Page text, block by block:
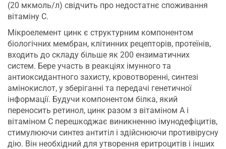
(20 мкмоль/л) свідчить про недостатнє споживання
вітаміну С.
Мікроелемент цинк є структурним компонентом
біологічних мембран, клітинних рецепторів, протеїнів,
входить до складу більше як 200 ензиматичних
систем. Бере участь в реакціях імунного та
антиоксидантного захисту, кровотворенні, синтезі
амінокислот, у зберіганні та передачі генетичної
інформації. Будучи компонентом білка, який
переносить ретинол, цинк разом з вітаміном А і
вітаміном С перешкоджає виникненню імунодефіцитів,
стимулюючи синтез антитіл і здійснюючи противірусну
дію. Він необхідний для утворення еритроцитів і інших